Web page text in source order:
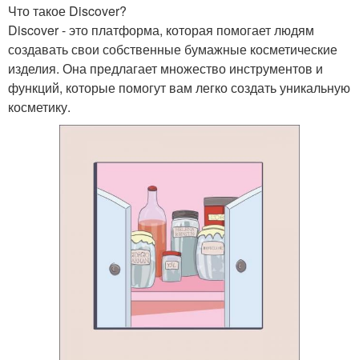
Что такое Discover?
Discover - это платформа, которая помогает людям
создавать свои собственные бумажные косметические
изделия. Она предлагает множество инструментов и
функций, которые помогут вам легко создать уникальную
косметику.